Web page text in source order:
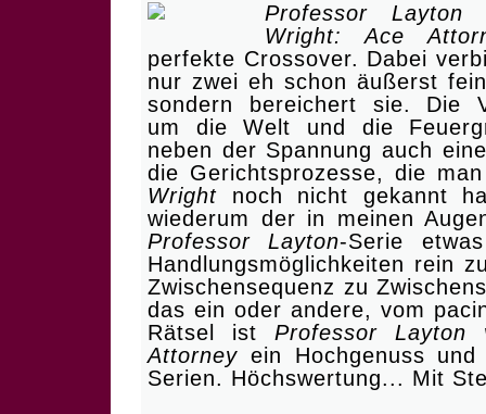
Professor Layton
Wright: Ace
perfekte Crossover. Dabei
nur zwei eh schon äußerst
sondern bereichert sie. Die
um die Welt und die
neben der Spannung auch
die Gerichtsprozesse, die
Wright noch nicht gekannt
wiederum der in meinen
Professor Layton-Serie
Handlungsmöglichkeiten rein
Zwischensequenz zu
das ein oder andere, vom
Rätsel ist Professor Layton
Attorney ein Hochgenuss
Serien. Höchswertung... Mit